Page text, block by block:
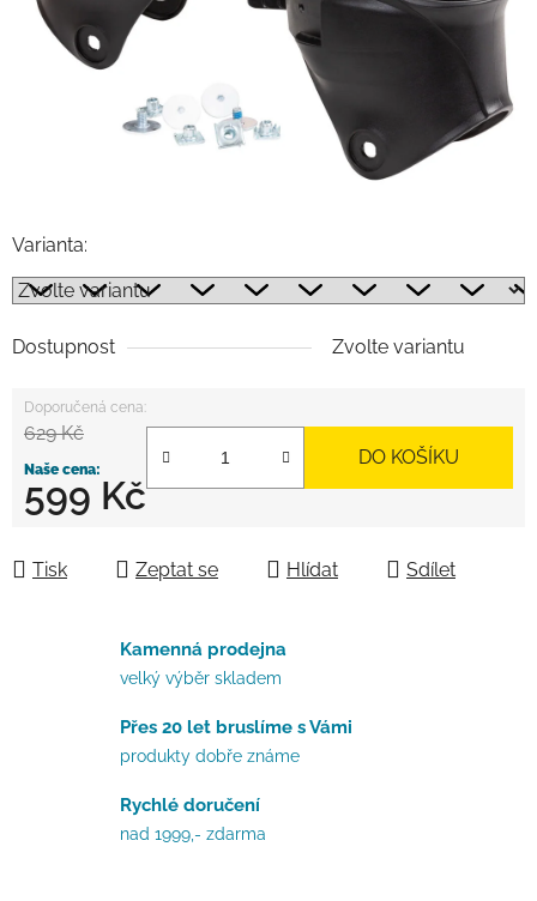
Varianta:
Dostupnost Zvolte variantu
629 Kč
599 Kč
DO KOŠÍKU
Tisk Zeptat se Hlídat Sdílet
Kamenná prodejna
velký výběr skladem
Přes 20 let bruslíme s Vámi
produkty dobře známe
Rychlé doručení
nad 1999,- zdarma